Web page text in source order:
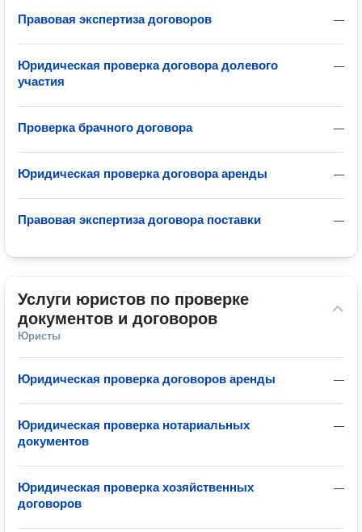
—
Правовая экспертиза договоров
—
Юридическая проверка договора долевого
участия
—
Проверка брачного договора
—
Юридическая проверка договора аренды
—
Правовая экспертиза договора поставки
Услуги юристов по проверке
документов и договоров
Юристы
—
Юридическая проверка договоров аренды
—
Юридическая проверка нотариальных
документов
—
Юридическая проверка хозяйственных
договоров